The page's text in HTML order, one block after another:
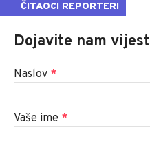
ČITAOCI REPORTERI
Dojavite nam vijest
Naslov *
Vaše ime *